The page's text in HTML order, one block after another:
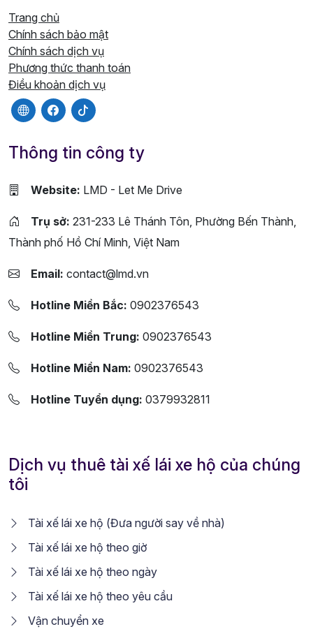
Trang chủ
Chính sách bảo mật
Chính sách dịch vụ
Phương thức thanh toán
Điều khoản dịch vụ
Thông tin công ty
Website: LMD - Let Me Drive
Trụ sở: 231-233 Lê Thánh Tôn, Phường Bến Thành,
Thành phố Hồ Chí Minh, Việt Nam
Email: contact@lmd.vn
Hotline Miền Bắc: 0902376543
Hotline Miền Trung: 0902376543
Hotline Miền Nam: 0902376543
Hotline Tuyển dụng: 0379932811
Dịch vụ thuê tài xế lái xe hộ của chúng
tôi
Tài xế lái xe hộ (Đưa người say về nhà)
Tài xế lái xe hộ theo giờ
Tài xế lái xe hộ theo ngày
Tài xế lái xe hộ theo yêu cầu
Vận chuyển xe